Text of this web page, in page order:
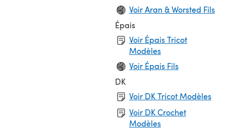
Voir Aran & Worsted Fils
Épais
Voir Épais Tricot
Modèles
Voir Épais Fils
DK
Voir DK Tricot Modèles
Voir DK Crochet
Modèles